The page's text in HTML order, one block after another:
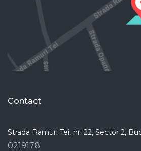
Contact
Strada Ramuri Tei, nr. 22, Sector 2,
0219178